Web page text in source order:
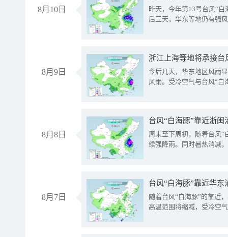
8月10日
昨天，今年第13号台风“
后三天，华东等地仍有强
8月9日
浙江上海等地将承接台
今后几天，华东地区风雨
风雨。受冷空气与台风“白
8月8日
台风“白海豚”靠近浙
周末至下周初，随着台风“
续强降雨。同时暑热消减
8月7日
台风“白海豚”靠近华
随着台风“白海豚”的靠近
高温范围将缩减，受冷空